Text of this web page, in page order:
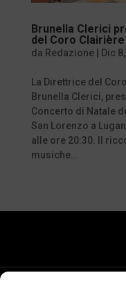
Brunella Clerici
del Coro Clairière
da Redazione| Dic
La Direttrice del
Brunella Clerici,
Concerto di Natale
San Lorenzo a
alle ore 20:30. Il
musiche...